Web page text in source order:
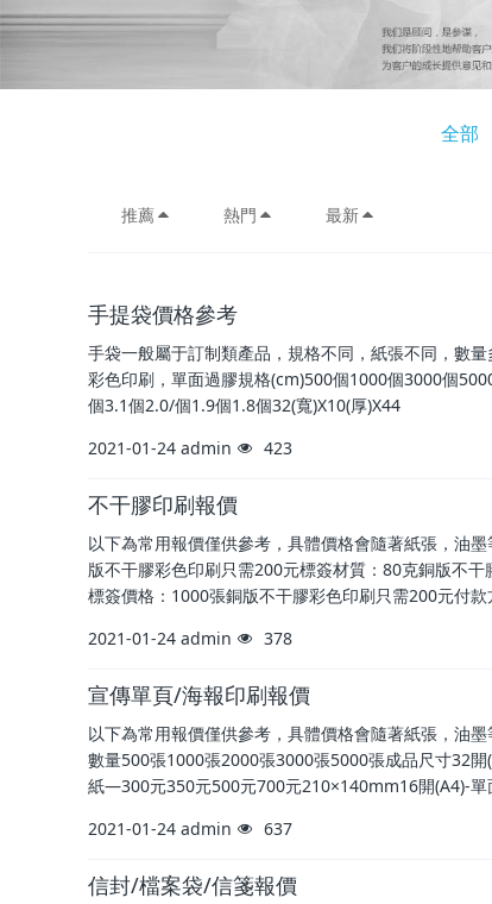
全部
推薦 熱門 最新
手提袋價格參考
手袋一般屬于訂制類產品，規格不同，紙張不同，數
彩色印刷，單面過膠規格(cm)500個1000個3000個
個3.1個2.0/個1.9個1.8個32(寬)X10(厚)X44
2021-01-24 admin 423
不干膠印刷報價
以下為常用報價僅供參考，具體價格會隨著紙張，油
版不干膠彩色印刷只需200元標簽材質：80克銅版不
標簽價格：1000張銅版不干膠彩色印刷只需200元付款
2021-01-24 admin 378
宣傳單頁/海報印刷報價
以下為常用報價僅供參考，具體價格會隨著紙張，油
數量500張1000張2000張3000張5000張成品尺寸32
紙—300元350元500元700元210×140mm16開(A4)-單
2021-01-24 admin 637
信封/檔案袋/信箋報價